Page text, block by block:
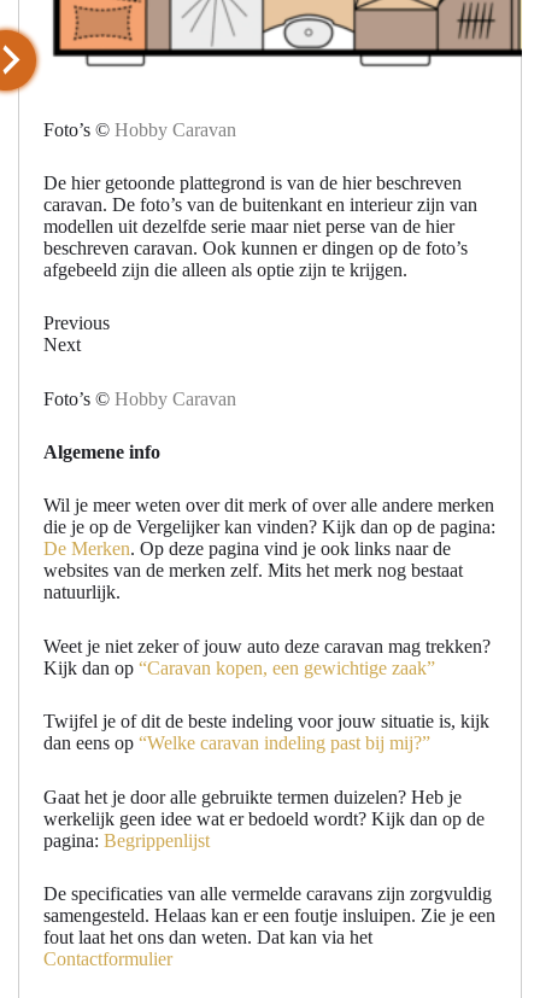
Foto’s © Hobby Caravan
De hier getoonde plattegrond is van de hier beschreven
caravan. De foto’s van de buitenkant en interieur zijn van
modellen uit dezelfde serie maar niet perse van de hier
beschreven caravan. Ook kunnen er dingen op de foto’s
afgebeeld zijn die alleen als optie zijn te krijgen.
Previous
Next
Foto’s © Hobby Caravan
Algemene info
Wil je meer weten over dit merk of over alle andere merken
die je op de Vergelijker kan vinden? Kijk dan op de pagina:
De Merken. Op deze pagina vind je ook links naar de
websites van de merken zelf. Mits het merk nog bestaat
natuurlijk.
Weet je niet zeker of jouw auto deze caravan mag trekken?
Kijk dan op “Caravan kopen, een gewichtige zaak”
Twijfel je of dit de beste indeling voor jouw situatie is, kijk
dan eens op “Welke caravan indeling past bij mij?”
Gaat het je door alle gebruikte termen duizelen? Heb je
werkelijk geen idee wat er bedoeld wordt? Kijk dan op de
pagina: Begrippenlijst
De specificaties van alle vermelde caravans zijn zorgvuldig
samengesteld. Helaas kan er een foutje insluipen. Zie je een
fout laat het ons dan weten. Dat kan via het
Contactformulier